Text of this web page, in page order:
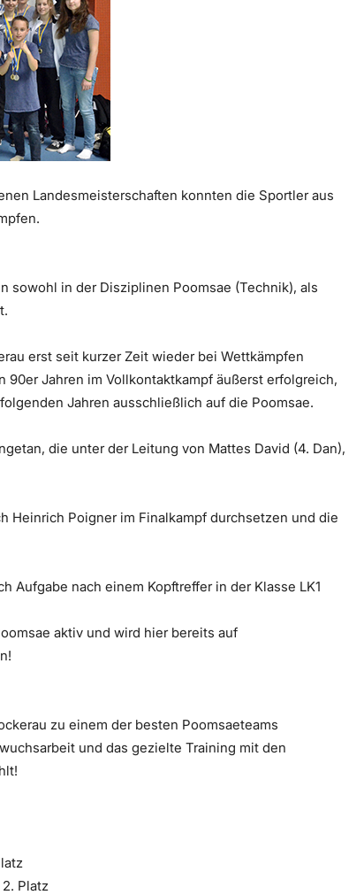
Landesmeisterschaften konnten die Sportler aus
sowohl in der Disziplinen Poomsae (Technik), als
erst seit kurzer Zeit wieder bei Wettkämpfen
90er Jahren im Vollkontaktkampf äußerst erfolgreich,
Jahren ausschließlich auf die Poomsae.
die unter der Leitung von Mattes David (4. Dan),
Heinrich Poigner im Finalkampf durchsetzen und die
Aufgabe nach einem Kopftreffer in der Klasse LK1
aktiv und wird hier bereits auf
zu einem der besten Poomsaeteams
und das gezielte Training mit den
Platz